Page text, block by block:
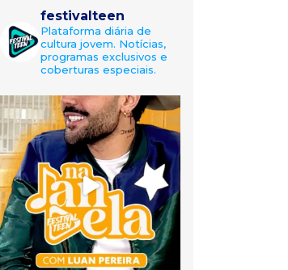
festivalteen
Plataforma diária de
cultura jovem. Notícias,
programas exclusivos e
coberturas especiais.